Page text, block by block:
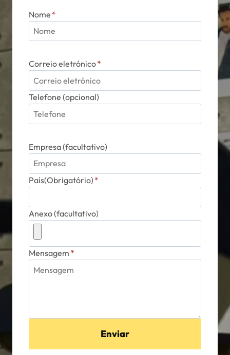
Nome *
Correio eletrónico*
Telefone (opcional)
Empresa (facultativo)
País(Obrigatório) *
Anexo (facultativo)
Mensagem *
Enviar